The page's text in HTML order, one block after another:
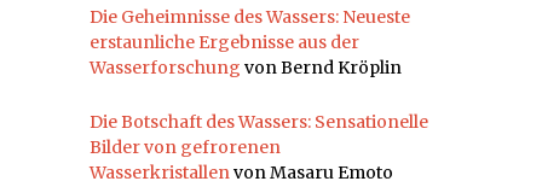
Die Geheimnisse des Wassers: Neueste
erstaunliche Ergebnisse aus der
Wasserforschung vonBernd Kröplin
Die Botschaft des Wassers: Sensationelle
Bilder von gefrorenen
WasserkristallenvonMasaru Emoto